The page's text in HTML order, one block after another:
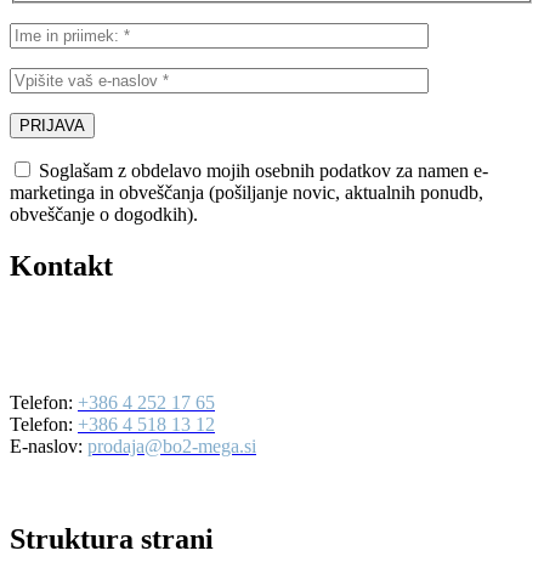
Soglašam z obdelavo mojih osebnih podatkov za namen e-
marketinga in obveščanja (pošiljanje novic, aktualnih ponudb,
obveščanje o dogodkih).
Kontakt
Telefon: +386 4 252 17 65
Telefon: +386 4 518 13 12
E-naslov: prodaja@bo2-mega.si
Struktura strani